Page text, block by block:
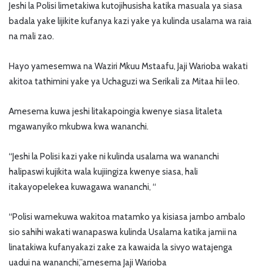
Jeshi la Polisi limetakiwa kutojihusisha katika masuala ya siasa
badala yake lijikite kufanya kazi yake ya kulinda usalama wa raia
na mali zao.
Hayo yamesemwa na Waziri Mkuu Mstaafu, Jaji Warioba wakati
akitoa tathimini yake ya Uchaguzi wa Serikali za Mitaa hii leo.
Amesema kuwa jeshi litakapoingia kwenye siasa litaleta
mgawanyiko mkubwa kwa wananchi.
“Jeshi la Polisi kazi yake ni kulinda usalama wa wananchi
halipaswi kujikita wala kujiingiza kwenye siasa, hali
itakayopelekea kuwagawa wananchi, “
“Polisi wamekuwa wakitoa matamko ya kisiasa jambo ambalo
sio sahihi wakati wanapaswa kulinda Usalama katika jamii na
linatakiwa kufanyakazi zake za kawaida la sivyo watajenga
uadui na wananchi,”amesema Jaji Warioba